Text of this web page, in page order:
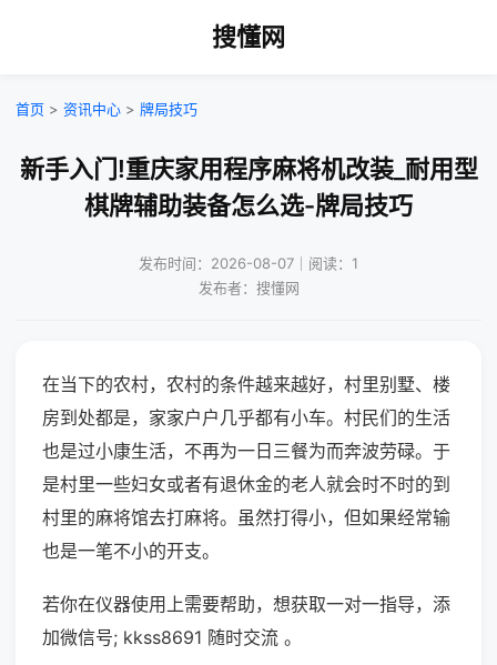
搜懂网
首页 > 资讯中心 > 牌局技巧
新手入门!重庆家用程序麻将机改装_耐用型
棋牌辅助装备怎么选-牌局技巧
发布时间：2026-08-07｜阅读：1
发布者：搜懂网
在当下的农村，农村的条件越来越好，村里别墅、楼
房到处都是，家家户户几乎都有小车。村民们的生活
也是过小康生活，不再为一日三餐为而奔波劳碌。于
是村里一些妇女或者有退休金的老人就会时不时的到
村里的麻将馆去打麻将。虽然打得小，但如果经常输
也是一笔不小的开支。
若你在仪器使用上需要帮助，想获取一对一指导，添
加微信号; kkss8691 随时交流 。